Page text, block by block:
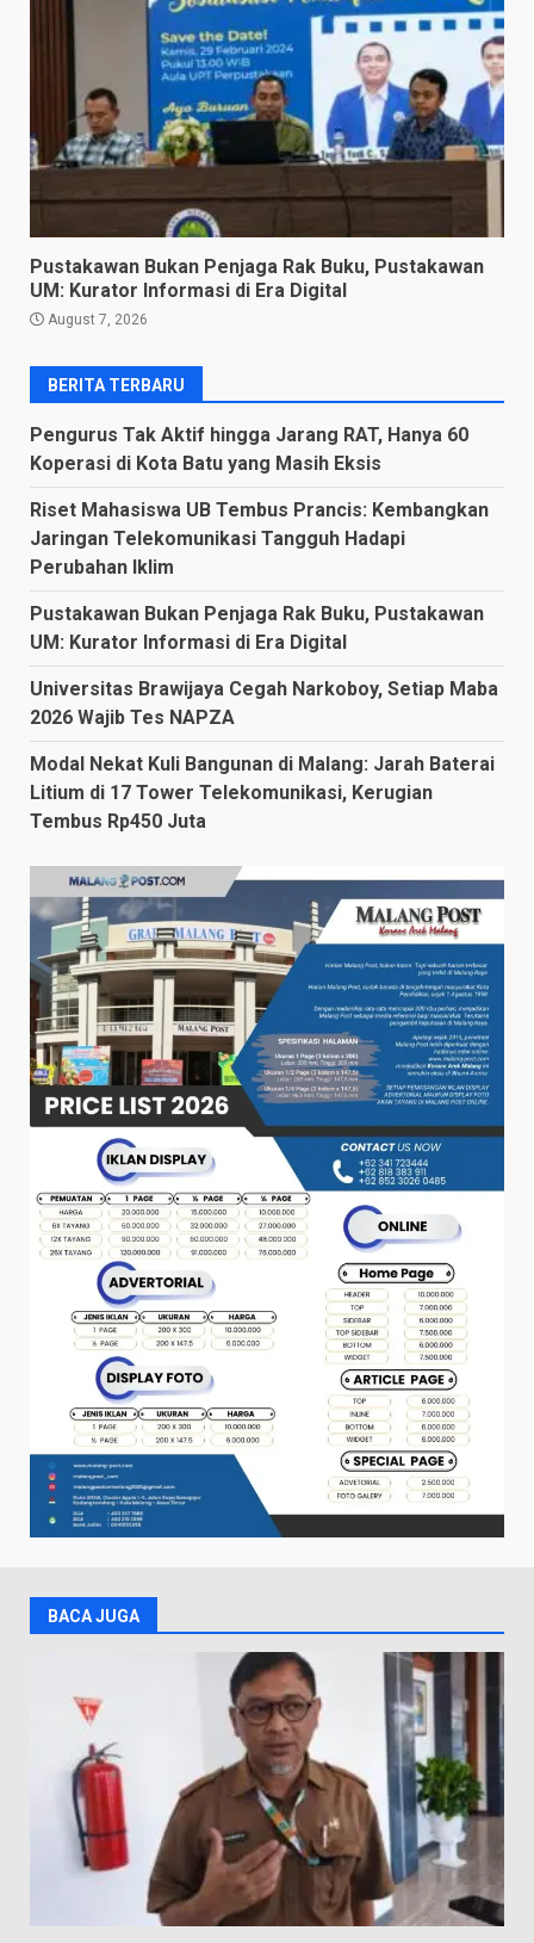
Pustakawan Bukan Penjaga Rak Buku, Pustakawan
UM: Kurator Informasi di Era Digital
August 7, 2026
BERITA TERBARU
Pengurus Tak Aktif hingga Jarang RAT, Hanya 60
Koperasi di Kota Batu yang Masih Eksis
Riset Mahasiswa UB Tembus Prancis: Kembangkan
Jaringan Telekomunikasi Tangguh Hadapi
Perubahan Iklim
Pustakawan Bukan Penjaga Rak Buku, Pustakawan
UM: Kurator Informasi di Era Digital
Universitas Brawijaya Cegah Narkoboy, Setiap Maba
2026 Wajib Tes NAPZA
Modal Nekat Kuli Bangunan di Malang: Jarah Baterai
Litium di 17 Tower Telekomunikasi, Kerugian
Tembus Rp450 Juta
BACA JUGA